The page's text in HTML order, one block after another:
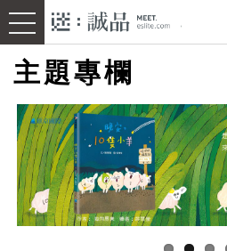
主題專欄